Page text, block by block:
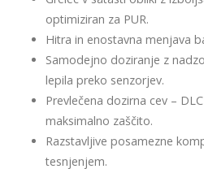
optimiziran za PUR.
Hitra in enostavna menjava
Samodejno doziranje z
lepila preko senzorjev.
Prevlečena dozirna cev –
maksimalno zaščito.
Razstavljive posamezne
tesnjenjem.